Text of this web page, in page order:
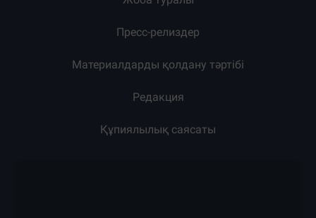
Пресс-релиздер
Материалдарды қолдану тәртібі
Редакция
Құпиялылық саясаты